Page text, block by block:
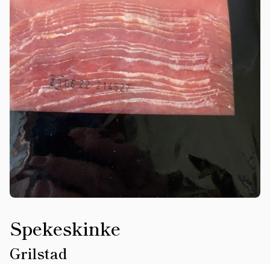
Spekeskinke
Grilstad